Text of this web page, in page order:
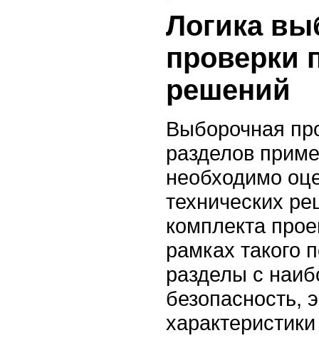
Логика
проверки
решений
Выборочная
разделов
необходимо
технических
комплекта
рамках такого
разделы с
безопасность,